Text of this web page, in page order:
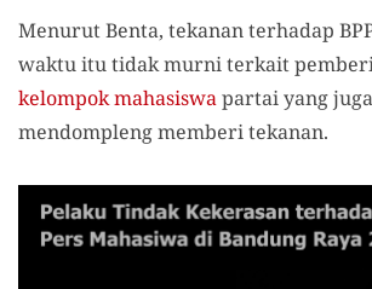
Menurut Benta, tekanan terhadap
waktu itu tidak murni terkait
kelompok mahasiswapartai yang
mendompleng memberi tekanan.